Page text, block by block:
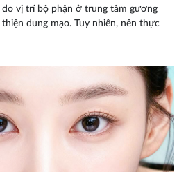
do vị trí bộ phận ở trung tâm gương
dung mạo. Tuy nhiên, nên thực